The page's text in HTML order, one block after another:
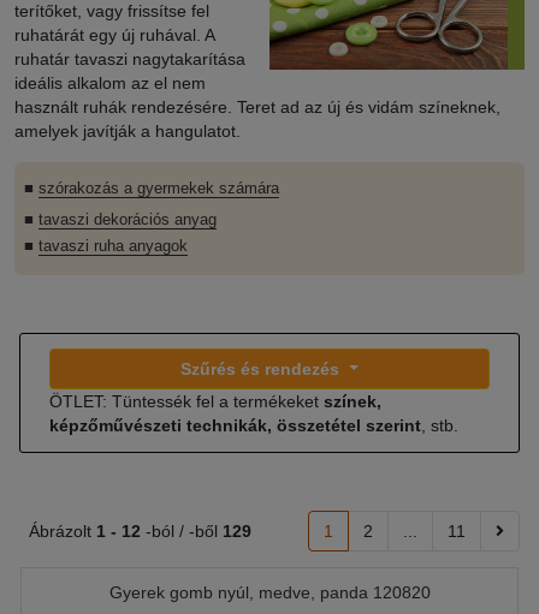
terítőket, vagy frissítse fel
ruhatárát egy új ruhával. A
ruhatár tavaszi nagytakarítása
ideális alkalom az el nem
használt ruhák rendezésére. Teret ad az új és vidám színeknek,
amelyek javítják a hangulatot.
■ szórakozás a gyermekek számára
■ tavaszi dekorációs anyag
■ tavaszi ruha anyagok
Szűrés és rendezés
ÖTLET: Tüntessék fel a termékeket színek,
képzőművészeti technikák, összetétel szerint , stb.
Ábrázolt 1 - 12 -ból / -ből 129 1 2 11
Gyerek gomb nyúl, medve, panda 120820